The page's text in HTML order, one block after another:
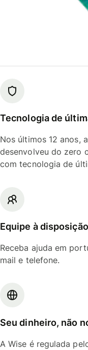
Tecnologia de
Nos últimos 12 anos,
desenvolveu do zero
com tecnologia de
Equipe à
Receba ajuda em
mail e telefone.
Seu dinheiro, não
A Wise é regulada